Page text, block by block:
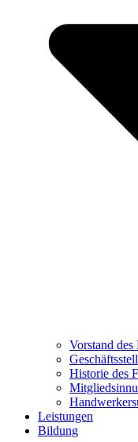
Vorstand des
Historie des
Leistungen
Bildung